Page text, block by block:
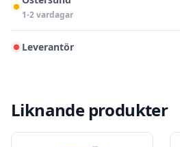
1-2 vardagar
Leverantör
Liknande produkter